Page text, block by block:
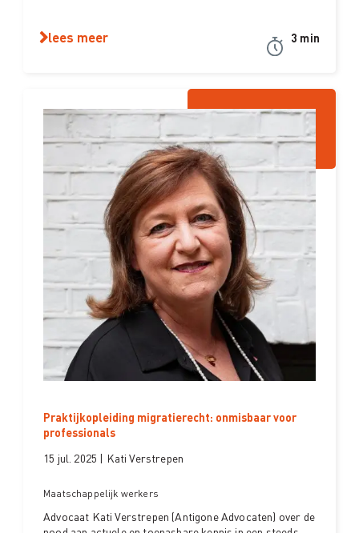
lees meer 3 min
Praktijkopleiding migratierecht: onmisbaar voor
professionals
15 jul. 2025 | Kati Verstrepen
Maatschappelijk werkers
Advocaat Kati Verstrepen (Antigone Advocaten) over de